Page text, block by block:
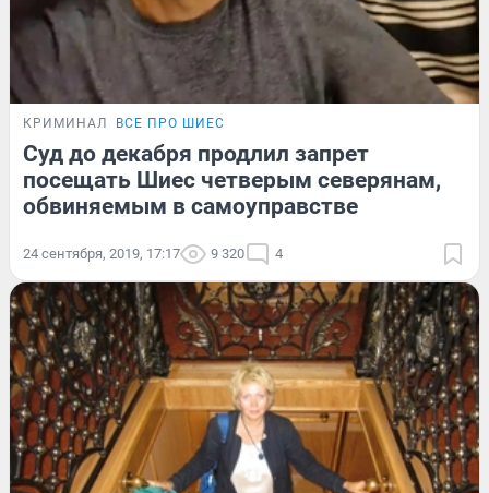
КРИМИНАЛ ВСЕ ПРО ШИЕС
Суд до декабря продлил запрет
посещать Шиес четверым северянам,
обвиняемым в самоуправстве
24 сентября, 2019, 17:17 9 320 4